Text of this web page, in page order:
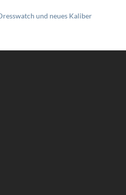
und neues Kaliber